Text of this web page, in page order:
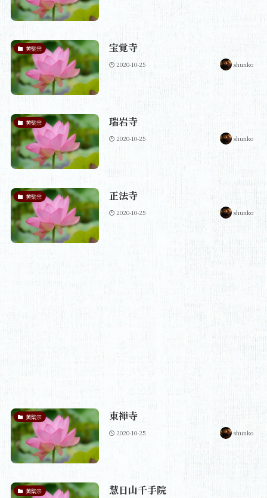
黄檗宗 宝覚寺
2020-10-25 shunko
黄檗宗 瑞岩寺
2020-10-25 shunko
黄檗宗 正法寺
2020-10-25 shunko
黄檗宗 東禅寺
2020-10-25 shunko
黄檗宗 慧日山千手院